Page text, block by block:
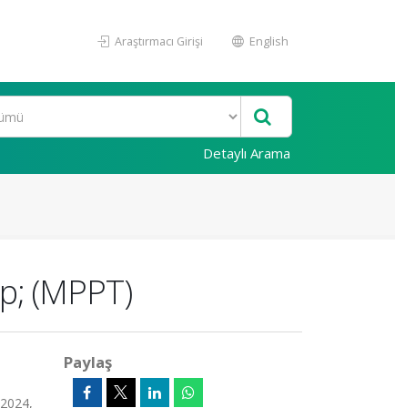
Araştırmacı Girişi English
Detaylı Arama
(MPPT)
Paylaş